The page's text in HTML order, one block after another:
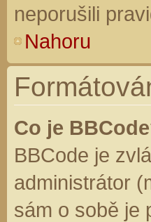
neporušili
Nahoru
Co je
BBCode je
administrátor
sám o sobě je